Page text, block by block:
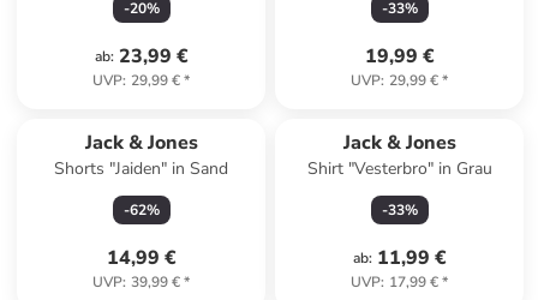
-20%
ab: 23,99 €
UVP: 29,99 €*
-33%
19,99 €
UVP: 29,99 €*
Jack & Jones
Shorts "Jaiden" in Sand
-62%
14,99 €
UVP: 39,99 €*
Jack & Jones
Shirt "Vesterbro" in Grau
-33%
ab: 11,99 €
UVP: 17,99 €*